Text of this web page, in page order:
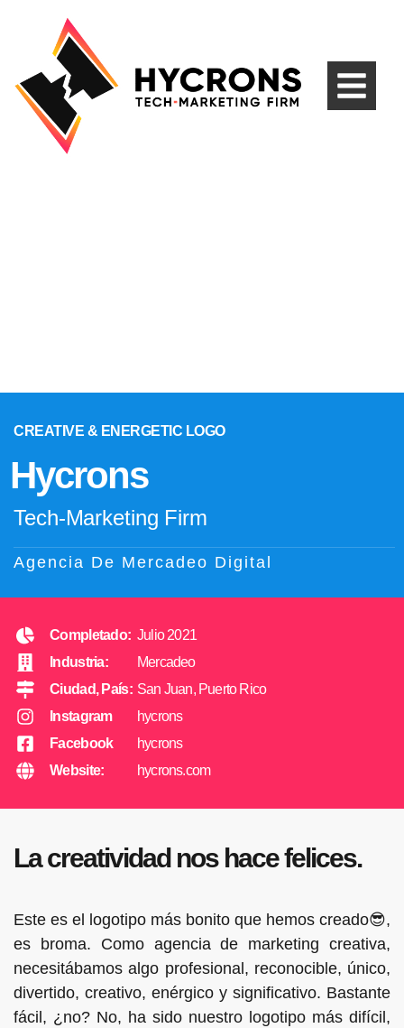
CREATIVE & ENERGETIC LOGO
Hycrons
Tech-Marketing Firm
Agencia De Mercadeo Digital
Completado:
Industria:
Ciudad, País:
Instagram
Facebook
Website:
Julio 2021
Mercadeo
San Juan, Puerto Rico
hycrons
hycrons
hycrons.com
La creatividad nos hace felices.
Este es el logotipo más bonito que hemos creado😎,
es broma. Como agencia de marketing creativa,
necesitábamos algo profesional, reconocible, único,
divertido, creativo, enérgico y significativo. Bastante
fácil, ¿no? No, ha sido nuestro logotipo más difícil,